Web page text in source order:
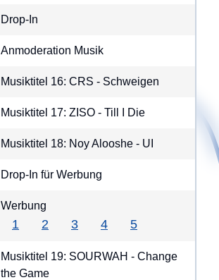
Drop-In
Anmoderation Musik
Musiktitel 16: CRS - Schweigen
Musiktitel 17: ZISO - Till I Die
Musiktitel 18: Noy Alooshe - UI
Drop-In für Werbung
Werbung
1 2 3 4 5
Musiktitel 19: SOURWAH - Change
the Game